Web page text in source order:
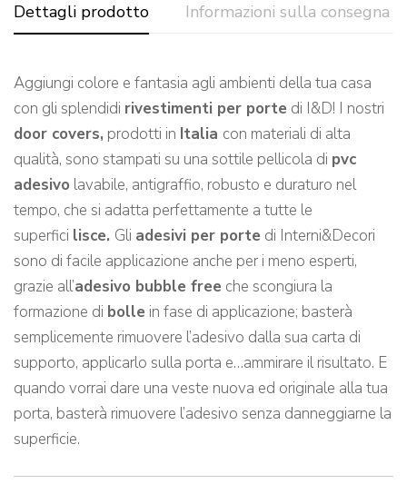
Dettagli prodotto Informazioni sulla consegna
Aggiungi colore e fantasia agli ambienti della tua casa
con gli splendidi rivestimenti per porte di I&D! I nostri
door covers, prodotti in Italia con materiali di alta
qualità, sono stampati su una sottile pellicola di pvc
adesivo lavabile, antigraffio, robusto e duraturo nel
tempo, che si adatta perfettamente a tutte le
superfici lisce. Gli adesivi per porte di Interni&Decori
sono di facile applicazione anche per i meno esperti,
grazie all’adesivo bubble free che scongiura la
formazione di bolle in fase di applicazione; basterà
semplicemente rimuovere l’adesivo dalla sua carta di
supporto, applicarlo sulla porta e…ammirare il risultato. E
quando vorrai dare una veste nuova ed originale alla tua
porta, basterà rimuovere l’adesivo senza danneggiarne la
superficie.